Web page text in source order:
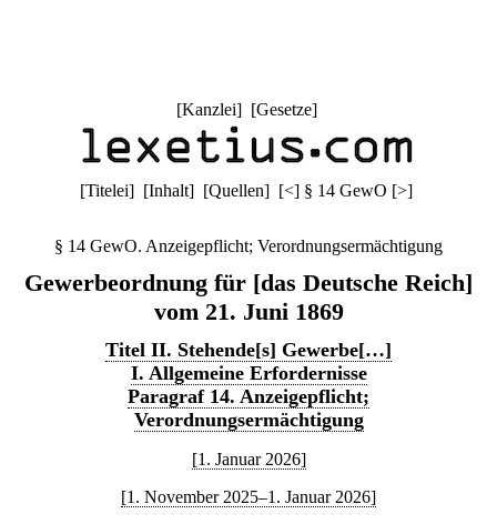
[Kanzlei] [Gesetze]
[Titelei] [Inhalt] [Quellen] [<] § 14 GewO [>]
§ 14 GewO. Anzeigepflicht; Verordnungsermächtigung
Gewerbeordnung für [das Deutsche Reich]
vom 21. Juni 1869
Titel II. Stehende[s] Gewerbe[…]
I. Allgemeine Erfordernisse
Paragraf 14. Anzeigepflicht;
Verordnungsermächtigung
[1. Januar 2026]
[1. November 2025–1. Januar 2026]